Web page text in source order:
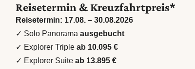
Reisetermin & Kreuzfahrtpreis*
Reisetermin: 17.08. – 30.08.2026
✓ Solo Panorama ausgebucht
✓ Explorer Triple ab 10.095 €
✓ Explorer Suite ab 13.895 €